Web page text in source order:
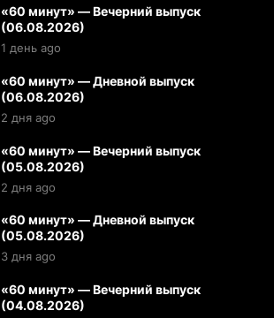
«60 минут» — Вечерний выпуск
(06.08.2026)
1 день ago
«60 минут» — Дневной выпуск
(06.08.2026)
2 дня ago
«60 минут» — Вечерний выпуск
(05.08.2026)
2 дня ago
«60 минут» — Дневной выпуск
(05.08.2026)
3 дня ago
«60 минут» — Вечерний выпуск
(04.08.2026)